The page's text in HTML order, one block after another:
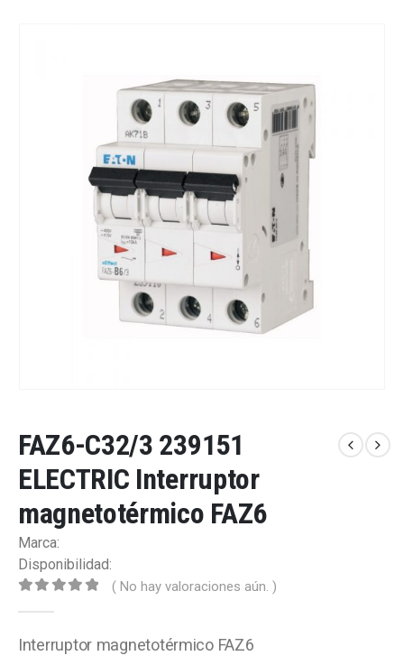
FAZ6-C32/3 239151
ELECTRIC Interruptor
magnetotérmico FAZ6
Marca:
Disponibilidad:
( No hay valoraciones aún. )
Interruptor magnetotérmico FAZ6